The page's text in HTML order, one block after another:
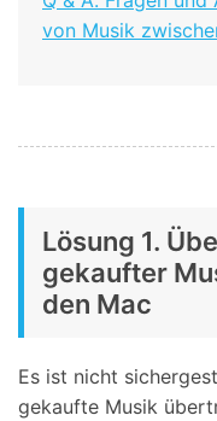
von Musik
Lösung 1.
gekaufter
den Mac
Es ist nicht
gekaufte Musik